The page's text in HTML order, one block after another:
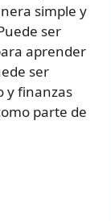
simple y
ser
aprender
ser
y finanzas
parte de